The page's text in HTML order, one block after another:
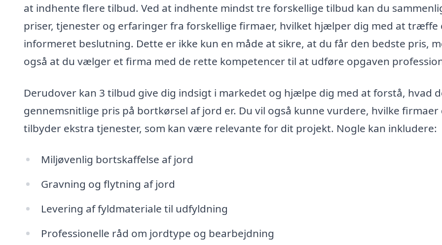
at indhente flere tilbud. Ved at indhente mindst tre forskellige tilbud kan du
priser, tjenester og erfaringer fra forskellige firmaer, hvilket hjælper dig med at træffe
informeret beslutning. Dette er ikke kun en måde at sikre, at du får den bedste pris,
også at du vælger et firma med de rette kompetencer til at udføre opgaven
Derudover kan 3 tilbud give dig indsigt i markedet og hjælpe dig med at forstå, hvad
gennemsnitlige pris på bortkørsel af jord er. Du vil også kunne vurdere, hvilke firmaer
tilbyder ekstra tjenester, som kan være relevante for dit projekt. Nogle kan inkludere:
Miljøvenlig bortskaffelse af jord
Gravning og flytning af jord
Levering af fyldmateriale til udfyldning
Professionelle råd om jordtype og bearbejdning